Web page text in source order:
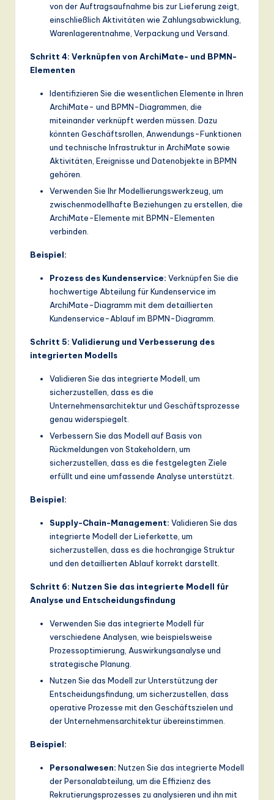
von der Auftragsaufnahme bis zur Lieferung zeigt,
einschließlich Aktivitäten wie Zahlungsabwicklung,
Warenlagerentnahme, Verpackung und Versand.
Schritt 4: Verknüpfen von ArchiMate- und BPMN-
Elementen
Identifizieren Sie die wesentlichen Elemente in Ihren
ArchiMate- und BPMN-Diagrammen, die
miteinander verknüpft werden müssen. Dazu
könnten Geschäftsrollen, Anwendungs-Funktionen
und technische Infrastruktur in ArchiMate sowie
Aktivitäten, Ereignisse und Datenobjekte in BPMN
gehören.
Verwenden Sie Ihr Modellierungswerkzeug, um
zwischenmodellhafte Beziehungen zu erstellen, die
ArchiMate-Elemente mit BPMN-Elementen
verbinden.
Beispiel:
Prozess des Kundenservice: Verknüpfen Sie die
hochwertige Abteilung für Kundenservice im
ArchiMate-Diagramm mit dem detaillierten
Kundenservice-Ablauf im BPMN-Diagramm.
Schritt 5: Validierung und Verbesserung des
integrierten Modells
Validieren Sie das integrierte Modell, um
sicherzustellen, dass es die
Unternehmensarchitektur und Geschäftsprozesse
genau widerspiegelt.
Verbessern Sie das Modell auf Basis von
Rückmeldungen von Stakeholdern, um
sicherzustellen, dass es die festgelegten Ziele
erfüllt und eine umfassende Analyse unterstützt.
Beispiel:
Supply-Chain-Management: Validieren Sie das
integrierte Modell der Lieferkette, um
sicherzustellen, dass es die hochrangige Struktur
und den detaillierten Ablauf korrekt darstellt.
Schritt 6: Nutzen Sie das integrierte Modell für
Analyse und Entscheidungsfindung
Verwenden Sie das integrierte Modell für
verschiedene Analysen, wie beispielsweise
Prozessoptimierung, Auswirkungsanalyse und
strategische Planung.
Nutzen Sie das Modell zur Unterstützung der
Entscheidungsfindung, um sicherzustellen, dass
operative Prozesse mit den Geschäftszielen und
der Unternehmensarchitektur übereinstimmen.
Beispiel:
Personalwesen: Nutzen Sie das integrierte Modell
der Personalabteilung, um die Effizienz des
Rekrutierungsprozesses zu analysieren und ihn mit